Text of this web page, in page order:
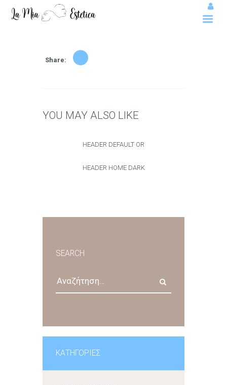
Share:
YOU MAY ALSO LIKE
HEADER DEFAULT OR
HEADER HOME DARK
SEARCH
Αναζήτηση
KΑΤΗΓΟΡΊΕΣ